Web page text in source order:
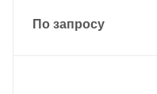
По запросу